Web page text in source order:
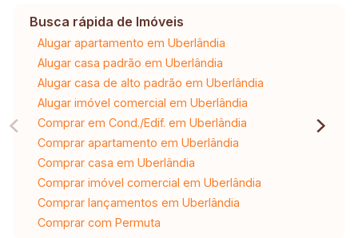
Busca rápida de Imóveis
Alugar apartamento em Uberlândia
Alugar casa padrão em Uberlândia
Alugar casa de alto padrão em Uberlândia
Alugar imóvel comercial em Uberlândia
Comprar em Cond./Edif. em Uberlândia
Comprar apartamento em Uberlândia
Comprar casa em Uberlândia
Comprar imóvel comercial em Uberlândia
Comprar lançamentos em Uberlândia
Comprar com Permuta